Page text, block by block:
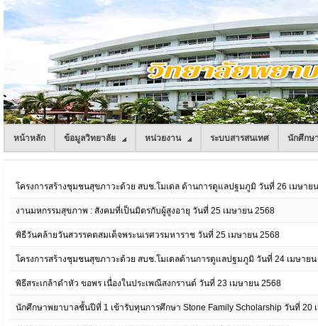
หน้าหลัก ข้อมูลวิทยาลัย หน่วยงาน ระบบสารสนเทศ นักศึกษ
โครงการสร้างชุมชนสุขภาวะด้วย สบช.โมเดล ด้านการดูแลปฐมภูมิ วันที่ 26 เมษาย
งานมหกรรมสุขภาพ : สังคมที่เป็นมิตรกับผู้สูงอายุ วันที่ 25 เมษายน 2568
พิธีวันคล้ายวันสวรรคตสมเด็จพระนเรศวรมหาราช วันที่ 25 เมษายน 2568
โครงการสร้างชุมชนสุขภาวะด้วย สบช.โมเดลด้านการดูแลปฐมภูมิ วันที่ 24 เมษายน
พิธีสระเกล้าดำหัว ขอพร เนื่องในประเพณีสงกรานต์ วันที่ 23 เมษายน 2568
นักศึกษาพยาบาลชั้นปีที่ 1 เข้ารับทุนการศึกษา Stone Family Scholarship วันที่ 20